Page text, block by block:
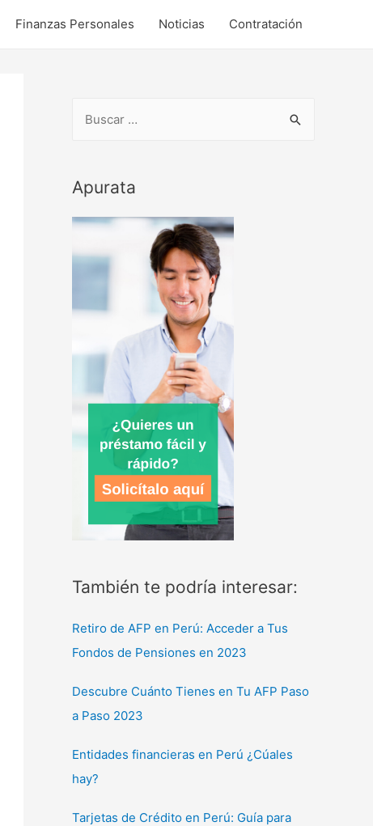
Finanzas Personales Noticias Contratación
c
r
p
Apurata
También te podría interesar:
Retiro de AFP en Perú: Acceder a Tus
Fondos de Pensiones en 2023
Descubre Cuánto Tienes en Tu AFP Paso
a Paso 2023
Entidades financieras en Perú ¿Cúales
hay?
Tarjetas de Crédito en Perú: Guía para